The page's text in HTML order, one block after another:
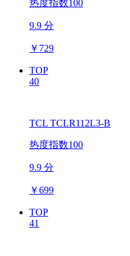
热度指数100
9.9 分
￥ 729
TOP
40
TCL TCLR112L3-B
热度指数100
9.9 分
￥699
TOP
41